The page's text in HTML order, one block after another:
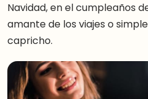
Navidad, en el cumpleaños
amante de los viajes o
capricho.